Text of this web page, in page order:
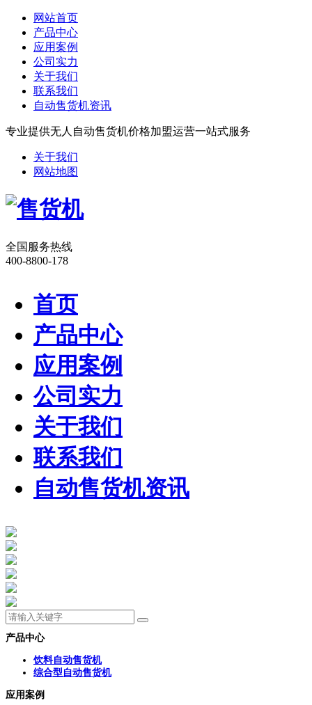
网站首页
产品中心
应用案例
公司实力
关于我们
联系我们
自动售货机资讯
专业提供无人自动售货机价格加盟运营一站式服务
关于我们
网站地图
全国服务热线
400-8800-178
首页
产品中心
应用案例
公司实力
关于我们
联系我们
自动售货机资讯
产品中心
饮料自动售货机
综合型自动售货机
应用案例